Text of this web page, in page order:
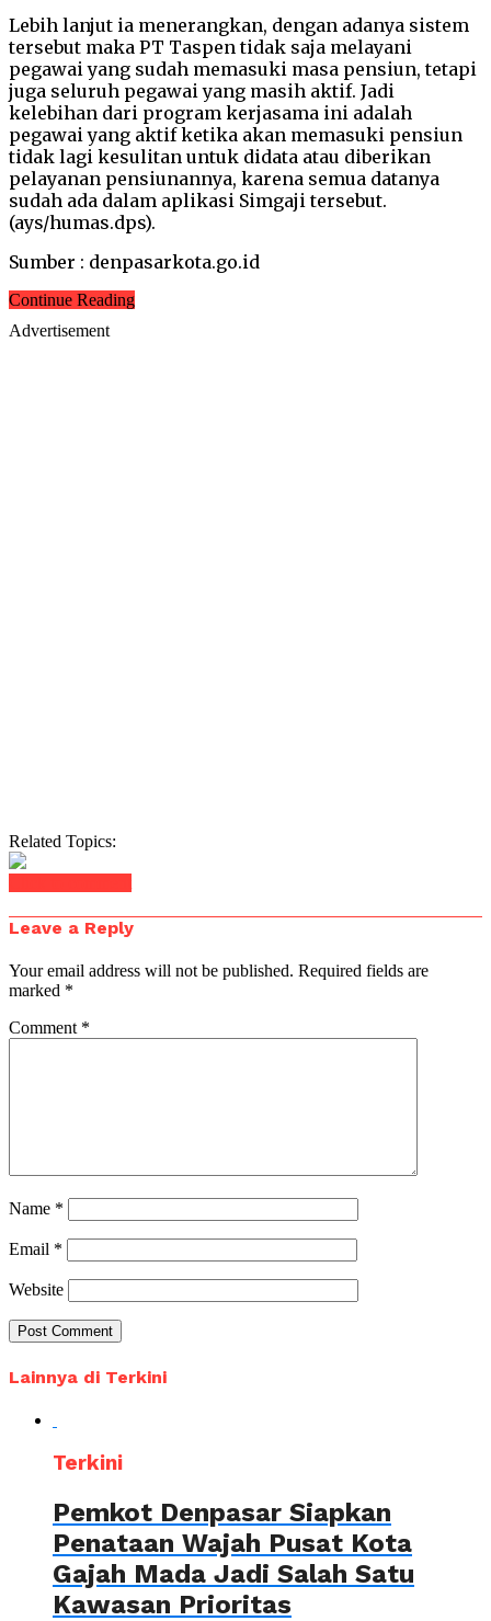
Lebih lanjut ia menerangkan, dengan adanya sistem
tersebut maka PT Taspen tidak saja melayani
pegawai yang sudah memasuki masa pensiun, tetapi
juga seluruh pegawai yang masih aktif. Jadi
kelebihan dari program kerjasama ini adalah
pegawai yang aktif ketika akan memasuki pensiun
tidak lagi kesulitan untuk didata atau diberikan
pelayanan pensiunannya, karena semua datanya
sudah ada dalam aplikasi Simgaji tersebut.
(ays/humas.dps).
Sumber : denpasarkota.go.id
Continue Reading
Advertisement
Related Topics:
Leave a Reply
Your email address will not be published. Required fields are
marked *
Comment *
Name *
Email *
Website
Lainnya di Terkini
Terkini
Pemkot Denpasar Siapkan
Penataan Wajah Pusat Kota
Gajah Mada Jadi Salah Satu
Kawasan Prioritas